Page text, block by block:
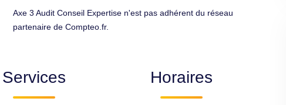
Axe 3 Audit Conseil Expertise n'est pas adhérent du réseau
partenaire de Compteo.fr.
Services Horaires